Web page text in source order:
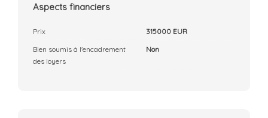
Aspects financiers
Prix
315000 EUR
Bien soumis à l'encadrement
des loyers
Non